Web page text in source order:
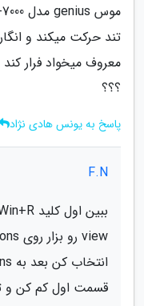
تند حرکت میکند و
معروف میخواد فرار
؟؟؟
پاسخ به یونس هادی نژاد
F.N